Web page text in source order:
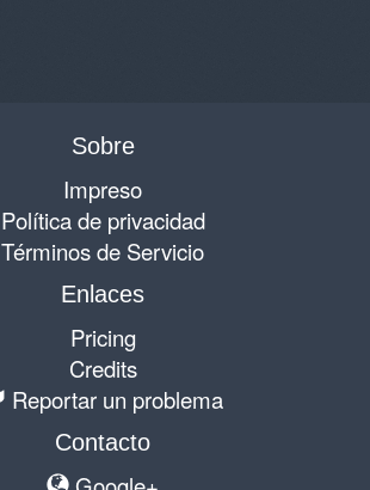
Sobre
Impreso
Política de privacidad
Términos de Servicio
Enlaces
Pricing
Credits
Reportar un problema
Contacto